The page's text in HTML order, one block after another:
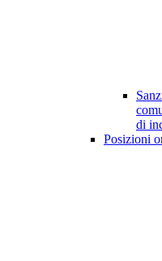
di
Posizioni